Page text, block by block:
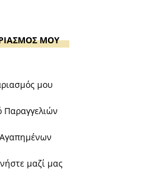
ΜΟΥ
μου
Παραγγελιών
μαζί μας